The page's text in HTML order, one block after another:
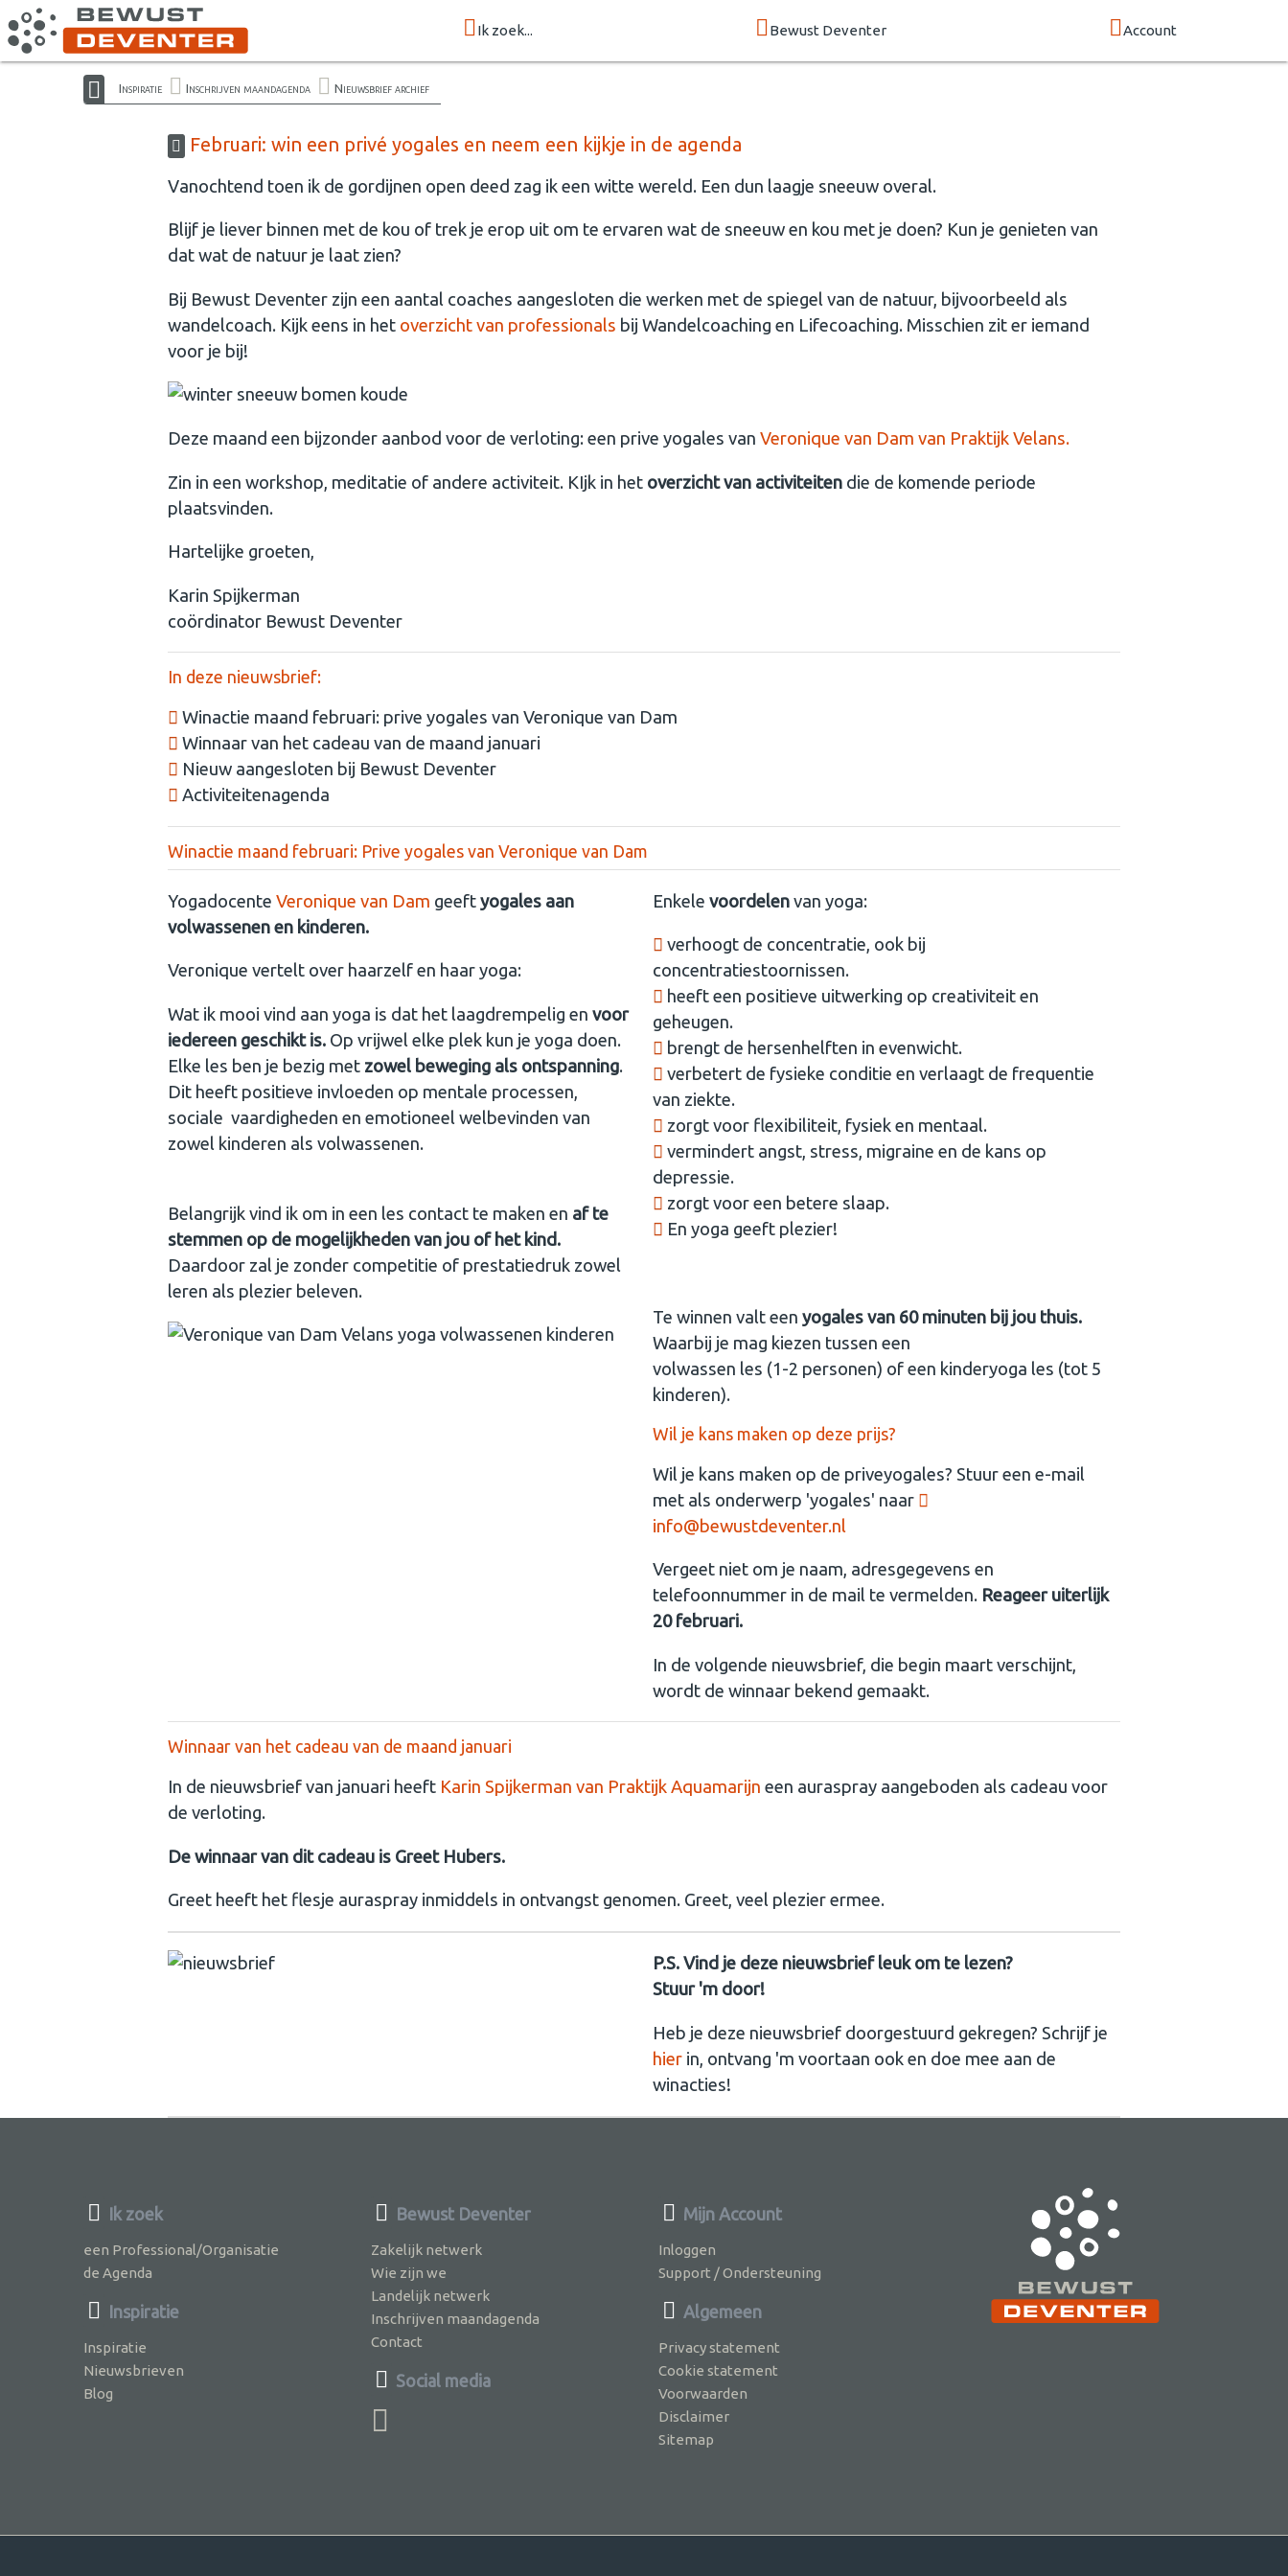
Ik zoek... Bewust Deventer Account
Inspiratie Inschrijven maandagenda Nieuwsbrief archief
Februari: win een privé yogales en neem een kijkje in de agenda
Vanochtend toen ik de gordijnen open deed zag ik een witte wereld. Een dun laagje sneeuw overal.
Blijf je liever binnen met de kou of trek je erop uit om te ervaren wat de sneeuw en kou met je doen? Kun je genieten van
dat wat de natuur je laat zien?
Bij Bewust Deventer zijn een aantal coaches aangesloten die werken met de spiegel van de natuur, bijvoorbeeld als
wandelcoach. Kijk eens in het overzicht van professionals bij Wandelcoaching en Lifecoaching. Misschien zit er iemand
voor je bij!
Deze maand een bijzonder aanbod voor de verloting: een prive yogales van Veronique van Dam van Praktijk Velans.
Zin in een workshop, meditatie of andere activiteit. KIjk in het overzicht van activiteiten die de komende periode
plaatsvinden.
Hartelijke groeten,
Karin Spijkerman
coördinator Bewust Deventer
In deze nieuwsbrief:
Winactie maand februari: prive yogales van Veronique van Dam
Winnaar van het cadeau van de maand januari
Nieuw aangesloten bij Bewust Deventer
Activiteitenagenda
Winactie maand februari: Prive yogales van Veronique van Dam
Yogadocente Veronique van Dam geeftyogales aan
volwassenen en kinderen.
Veronique vertelt over haarzelf en haar yoga:
Wat ik mooi vind aan yoga is dat het laagdrempelig en voor
iedereen geschikt is. Op vrijwel elke plek kun je yoga doen.
Elke les ben je bezig met zowel beweging als ontspanning.
Dit heeft positieve invloeden op mentale processen,
sociale vaardigheden en emotioneel welbevinden van
zowel kinderen als volwassenen.
Belangrijk vind ik om in een les contact te maken en af te
stemmen op de mogelijkheden van jou of het kind.
Daardoor zal je zonder competitie of prestatiedruk zowel
leren als plezier beleven.
Enkelevoordelenvan yoga:
verhoogt de concentratie, ook bij
concentratiestoornissen.
heeft een positieve uitwerking op creativiteit en
geheugen.
brengt de hersenhelften in evenwicht.
verbetert de fysieke conditie en verlaagt de frequentie
van ziekte.
zorgt voor flexibiliteit, fysiek en mentaal.
vermindert angst, stress, migraine en de kans op
depressie.
zorgt voor een betere slaap.
En yoga geeft plezier!
Te winnen valt eenyogales van 60 minuten bij jou thuis.
Waarbij je mag kiezen tussen een
volwassen les (1-2 personen) of een kinderyoga les (tot 5
kinderen).
Wil je kans maken op deze prijs?
Wil je kans maken op de priveyogales? Stuur een e-mail
met als onderwerp 'yogales' naar
info@bewustdeventer.nl
Vergeet niet om je naam, adresgegevens en
telefoonnummer in de mail te vermelden. Reageer uiterlijk
20 februari.
In de volgende nieuwsbrief, die begin maart verschijnt,
wordt de winnaar bekend gemaakt.
Winnaar van het cadeau van de maand januari
In de nieuwsbrief van januari heeft Karin Spijkerman van Praktijk Aquamarijn een auraspray aangeboden als cadeau voor
de verloting.
De winnaar van dit cadeau is Greet Hubers.
Greet heeft het flesje auraspray inmiddels in ontvangst genomen. Greet, veel plezier ermee.
P.S. Vind je deze nieuwsbrief leuk om te lezen?
Stuur 'm door!
Heb je deze nieuwsbrief doorgestuurd gekregen? Schrijf je
hier in, ontvang 'm voortaan ook en doe mee aan de
winacties!
Ik zoek
een Professional/Organisatie
de Agenda
Inspiratie
Inspiratie
Nieuwsbrieven
Blog
Bewust Deventer
Zakelijk netwerk
Wie zijn we
Landelijk netwerk
Inschrijven maandagenda
Contact
Social media
Mijn Account
Inloggen
Support / Ondersteuning
Algemeen
Privacy statement
Cookie statement
Voorwaarden
Disclaimer
Sitemap